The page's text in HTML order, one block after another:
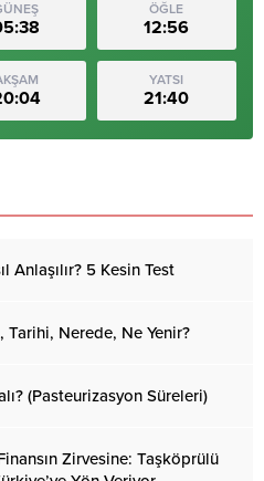
ÖĞLE
12:56
YATSI
21:40
Anlaşılır? 5 Kesin Test
Tarihi, Nerede, Ne Yenir?
(Pasteurizasyon Süreleri)
Zirvesine: Taşköprülü